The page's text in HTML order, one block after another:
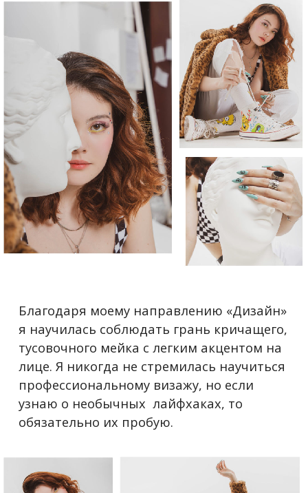
Благодаря моему направлению «Дизайн»
я научилась соблюдать грань кричащего,
тусовочного мейка с легким акцентом на
лице. Я никогда не стремилась научиться
профессиональному визажу, но если
узнаю о необычных лайфхаках, то
обязательно их пробую.